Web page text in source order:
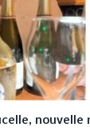
nouvelle